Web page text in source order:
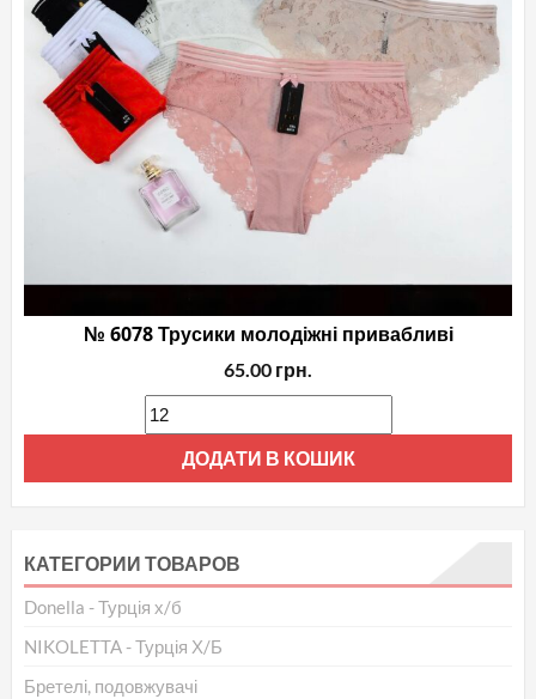
№ 6078 Трусики молодіжні привабливі
65.00 грн.
ДОДАТИ В КОШИК
КАТЕГОРИИ ТОВАРОВ
Donella - Турція х/б
NIKOLETTA - Турція Х/Б
Бретелі, подовжувачі